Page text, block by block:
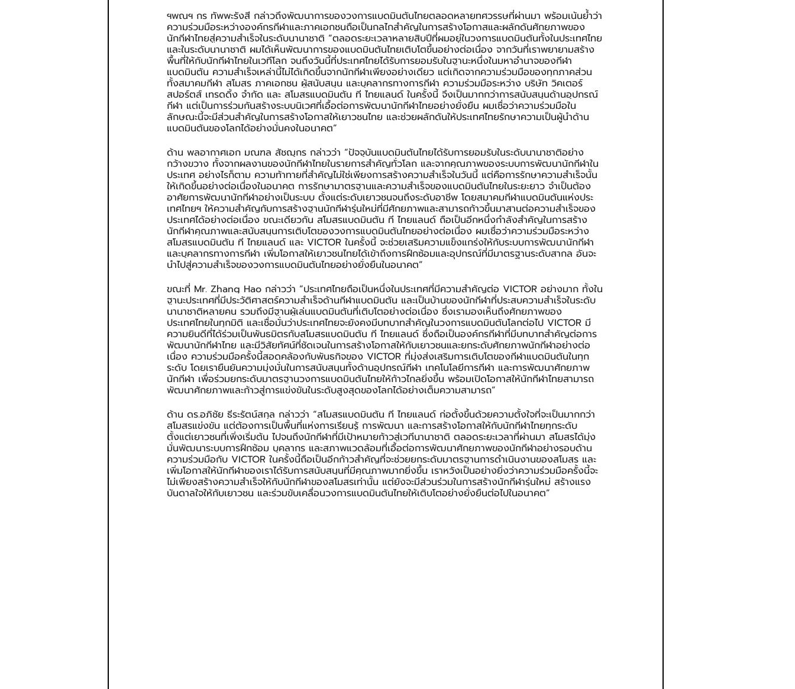
ฯพณฯ กร ทัพพะรังสี กล่าวถึงพัฒนาการของวงการแบดมินตันไทยตลอดหลายทศวรรษที่ผ่านมา พร้อมเน้นย้ำว่า
ความร่วมมือระหว่างองค์กรกีฬาและภาคเอกชนถือเป็นกลไกสำคัญในการสร้างโอกาสและผลักดันศักยภาพของ
นักกีฬาไทยสู่ความสำเร็จในระดับนานาชาติ “ตลอดระยะเวลาหลายสิบปีที่ผมอยู่ในวงการแบดมินตันทั้งในประเทศไทย
และในระดับนานาชาติ ผมได้เห็นพัฒนาการของแบดมินตันไทยเติบโตขึ้นอย่างต่อเนื่อง จากวันที่เราพยายามสร้าง
พื้นที่ให้กับนักกีฬาไทยในเวทีโลก จนถึงวันนี้ที่ประเทศไทยได้รับการยอมรับในฐานะหนึ่งในมหาอำนาจของกีฬา
แบดมินตัน ความสำเร็จเหล่านี้ไม่ได้เกิดขึ้นจากนักกีฬาเพียงอย่างเดียว แต่เกิดจากความร่วมมือของทุกภาคส่วน
ทั้งสมาคมกีฬา สโมสร ภาคเอกชน ผู้สนับสนุน และบุคลากรทางการกีฬา ความร่วมมือระหว่าง บริษัท วิคเตอร์
สปอร์ตส์ เทรดดิ้ง จำกัด และ สโมสรแบดมินตัน ที ไทยแลนด์ ในครั้งนี้ จึงเป็นมากกว่าการสนับสนุนด้านอุปกรณ์
กีฬา แต่เป็นการร่วมกันสร้างระบบนิเวศที่เอื้อต่อการพัฒนานักกีฬาไทยอย่างยั่งยืน ผมเชื่อว่าความร่วมมือใน
ลักษณะนี้จะมีส่วนสำคัญในการสร้างโอกาสให้เยาวชนไทย และช่วยผลักดันให้ประเทศไทยรักษาความเป็นผู้นำด้าน
แบดมินตันของโลกได้อย่างมั่นคงในอนาคต”
ด้าน พลอากาศเอก มณฑล สัชฌุกร กล่าวว่า “ปัจจุบันแบดมินตันไทยได้รับการยอมรับในระดับนานาชาติอย่าง
กว้างขวาง ทั้งจากผลงานของนักกีฬาไทยในรายการสำคัญทั่วโลก และจากคุณภาพของระบบการพัฒนานักกีฬาใน
ประเทศ อย่างไรก็ตาม ความท้าทายที่สำคัญไม่ใช่เพียงการสร้างความสำเร็จในวันนี้ แต่คือการรักษาความสำเร็จนั้น
ให้เกิดขึ้นอย่างต่อเนื่องในอนาคต การรักษามาตรฐานและความสำเร็จของแบดมินตันไทยในระยะยาว จำเป็นต้อง
อาศัยการพัฒนานักกีฬาอย่างเป็นระบบ ตั้งแต่ระดับเยาวชนจนถึงระดับอาชีพ โดยสมาคมกีฬาแบดมินตันแห่งประ
เทศไทยฯ ให้ความสำคัญกับการสร้างฐานนักกีฬารุ่นใหม่ที่มีศักยภาพและสามารถก้าวขึ้นมาสานต่อความสำเร็จของ
ประเทศได้อย่างต่อเนื่อง ขณะเดียวกัน สโมสรแบดมินตัน ที ไทยแลนด์ ถือเป็นอีกหนึ่งกำลังสำคัญในการสร้าง
นักกีฬาคุณภาพและสนับสนุนการเติบโตของวงการแบดมินตันไทยอย่างต่อเนื่อง ผมเชื่อว่าความร่วมมือระหว่าง
สโมสรแบดมินตัน ที ไทยแลนด์ และ VICTOR ในครั้งนี้ จะช่วยเสริมความแข็งแกร่งให้กับระบบการพัฒนานักกีฬา
และบุคลากรทางการกีฬา เพิ่มโอกาสให้เยาวชนไทยได้เข้าถึงการฝึกซ้อมและอุปกรณ์ที่มีมาตรฐานระดับสากล อันจะ
นำไปสู่ความสำเร็จของวงการแบดมินตันไทยอย่างยั่งยืนในอนาคต”
ขณะที่ Mr. Zhang Hao กล่าวว่า “ประเทศไทยถือเป็นหนึ่งในประเทศที่มีความสำคัญต่อ VICTOR อย่างมาก ทั้งใน
ฐานะประเทศที่มีประวัติศาสตร์ความสำเร็จด้านกีฬาแบดมินตัน และเป็นบ้านของนักกีฬาที่ประสบความสำเร็จในระดับ
นานาชาติหลายคน รวมถึงมีฐานผู้เล่นแบดมินตันที่เติบโตอย่างต่อเนื่อง ซึ่งเรามองเห็นถึงศักยภาพของ
ประเทศไทยในทุกมิติ และเชื่อมั่นว่าประเทศไทยจะยังคงมีบทบาทสำคัญในวงการแบดมินตันโลกต่อไป VICTOR มี
ความยินดีที่ได้ร่วมเป็นพันธมิตรกับสโมสรแบดมินตัน ที ไทยแลนด์ ซึ่งถือเป็นองค์กรกีฬาที่มีบทบาทสำคัญต่อการ
พัฒนานักกีฬาไทย และมีวิสัยทัศน์ที่ชัดเจนในการสร้างโอกาสให้กับเยาวชนและยกระดับศักยภาพนักกีฬาอย่างต่อ
เนื่อง ความร่วมมือครั้งนี้สอดคล้องกับพันธกิจของ VICTOR ที่มุ่งส่งเสริมการเติบโตของกีฬาแบดมินตันในทุก
ระดับ โดยเรายืนยันความมุ่งมั่นในการสนับสนุนทั้งด้านอุปกรณ์กีฬา เทคโนโลยีการกีฬา และการพัฒนาศักยภาพ
นักกีฬา เพื่อร่วมยกระดับมาตรฐานวงการแบดมินตันไทยให้ก้าวไกลยิ่งขึ้น พร้อมเปิดโอกาสให้นักกีฬาไทยสามารถ
พัฒนาศักยภาพและก้าวสู่การแข่งขันในระดับสูงสุดของโลกได้อย่างเต็มความสามารถ”
ด้าน ดร.อภิชัย ธีระรัตน์สกุล กล่าวว่า “สโมสรแบดมินตัน ที ไทยแลนด์ ก่อตั้งขึ้นด้วยความตั้งใจที่จะเป็นมากกว่า
สโมสรแข่งขัน แต่ต้องการเป็นพื้นที่แห่งการเรียนรู้ การพัฒนา และการสร้างโอกาสให้กับนักกีฬาไทยทุกระดับ
ตั้งแต่เยาวชนที่เพิ่งเริ่มต้น ไปจนถึงนักกีฬาที่มีเป้าหมายก้าวสู่เวทีนานาชาติ ตลอดระยะเวลาที่ผ่านมา สโมสรได้มุ่ง
มั่นพัฒนาระบบการฝึกซ้อม บุคลากร และสภาพแวดล้อมที่เอื้อต่อการพัฒนาศักยภาพของนักกีฬาอย่างรอบด้าน
ความร่วมมือกับ VICTOR ในครั้งนี้ถือเป็นอีกก้าวสำคัญที่จะช่วยยกระดับมาตรฐานการดำเนินงานของสโมสร และ
เพิ่มโอกาสให้นักกีฬาของเราได้รับการสนับสนุนที่มีคุณภาพมากยิ่งขึ้น เราหวังเป็นอย่างยิ่งว่าความร่วมมือครั้งนี้จะ
ไม่เพียงสร้างความสำเร็จให้กับนักกีฬาของสโมสรเท่านั้น แต่ยังจะมีส่วนร่วมในการสร้างนักกีฬารุ่นใหม่ สร้างแรง
บันดาลใจให้กับเยาวชน และร่วมขับเคลื่อนวงการแบดมินตันไทยให้เติบโตอย่างยั่งยืนต่อไปในอนาคต”